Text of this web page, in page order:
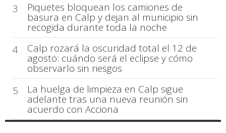
3
Piquetes bloquean los camiones de
basura en Calp y dejan al municipio sin
recogida durante toda la noche
4
Calp rozará la oscuridad total el 12 de
agosto: cuándo será el eclipse y cómo
observarlo sin riesgos
5
La huelga de limpieza en Calp sigue
adelante tras una nueva reunión sin
acuerdo con Acciona